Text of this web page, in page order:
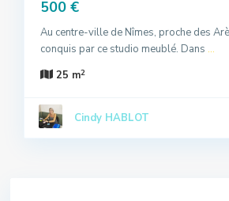
500 €
Au centre-ville de Nîmes, proche des
conquis par ce studio meublé. Dans ...
25 m2
Cindy HABLOT